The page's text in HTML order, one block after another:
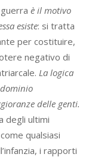
è il motivo
esiste: si tratta
per costituire,
negativo di
La logica
delle genti.
degli ultimi
qualsiasi
i rapporti